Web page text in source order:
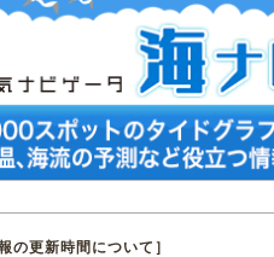
の更新時間について］